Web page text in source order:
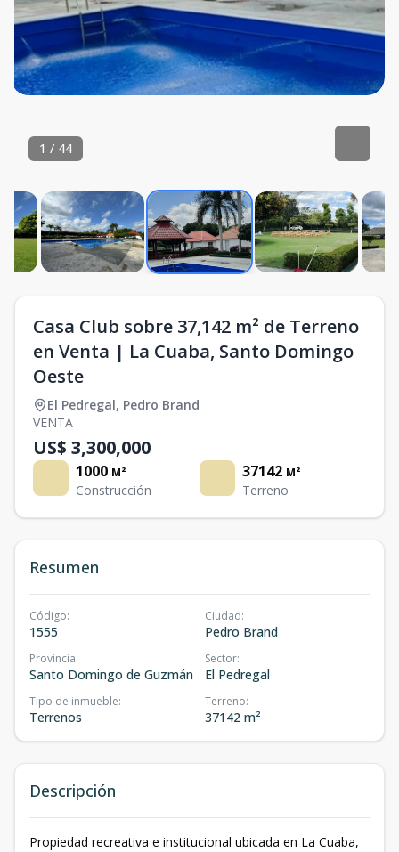
1 / 44
Casa Club sobre 37,142 m² de Terreno
en Venta | La Cuaba, Santo Domingo
Oeste
El Pedregal, Pedro Brand
VENTA
US$ 3,300,000
1000 M²
Construcción
37142 M²
Terreno
Resumen
Código:
1555
Ciudad:
Pedro Brand
Provincia:
Santo Domingo de Guzmán
Sector:
El Pedregal
Tipo de inmueble:
Terrenos
Terreno:
37142 m²
Descripción
Propiedad recreativa e institucional ubicada en La Cuaba,